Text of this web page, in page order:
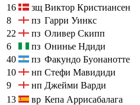
16
зщ Виктор Кристиансен
8
пз Гарри Уинкс
22
пз Оливер Скипп
6
пз Онинье Ндиди
40
пз Факундо Буонанотте
10
нп Стефи Мавидиди
9
нп Джейми Варди
13
вр Кепа Аррисабалага